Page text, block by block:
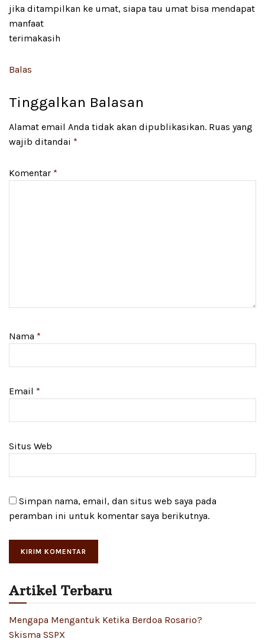
jika ditampilkan ke umat, siapa tau umat bisa mendapat
manfaat
terimakasih
Balas
Tinggalkan Balasan
Alamat email Anda tidak akan dipublikasikan. Ruas yang
wajib ditandai *
Komentar *
Nama *
Email *
Situs Web
Simpan nama, email, dan situs web saya pada
peramban ini untuk komentar saya berikutnya.
Artikel Terbaru
Mengapa Mengantuk Ketika Berdoa Rosario?
Skisma SSPX